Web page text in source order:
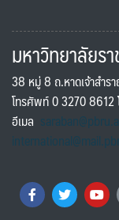
มหาวิทยาลัยร
38 หมู่ 8 ถ.หาดเจ้าสำ
โทรศัพท์ 0 3270 8612
อีเมล